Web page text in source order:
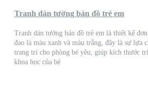
Tranh dán tường bản đồ trẻ em
Tranh dán tường bản đồ trẻ em là thiết kế
đạo là màu xanh và màu trắng, đây là sự lựa
trang trí cho phòng bé yêu, giúp kích thước
khoa học của bé